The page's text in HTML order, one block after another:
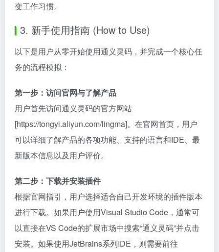
变工作习惯。
3. 新手使用指南 (How to Use)
以下是用户从零开始使用通义灵码，并完成一个核心任
务的流程模拟：
第一步：访问官网与了解产品
用户首先访问通义灵码的官方网站
[https://tongyi.aliyun.com/lingma]。在官网首页，用户
可以详细了解产品的各项功能、支持的语言和IDE、最
新版本信息以及用户评价。
第二步：下载并安装插件
根据官网指引，用户选择适合自己开发环境的插件版本
进行下载。如果用户使用Visual Studio Code，通常可
以直接在VS Code的扩展市场中搜索“通义灵码”并点击
安装。如果使用JetBrains系列IDE，则需要前往